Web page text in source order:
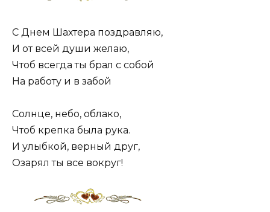
С Днем Шахтера поздравляю,
И от всей души желаю,
Чтоб всегда ты брал с собой
На работу и в забой
Солнце, небо, облако,
Чтоб крепка была рука.
И улыбкой, верный друг,
Озарял ты все вокруг!